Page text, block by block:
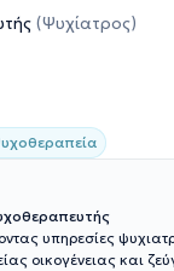
(Ψυχίατρος)
υπηρεσίες
οικογένειας και